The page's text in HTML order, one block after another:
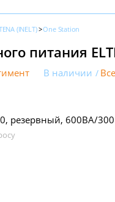
(INELT) One Station
питания
В наличии
резервный, 600ВА/